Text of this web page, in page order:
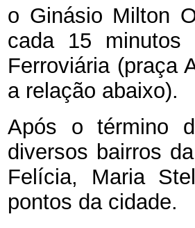
o Ginásio Milton
cada 15 minutos
Ferroviária (praça
a relação abaixo).
Após o término
diversos bairros
Felícia, Maria
pontos da cidade.